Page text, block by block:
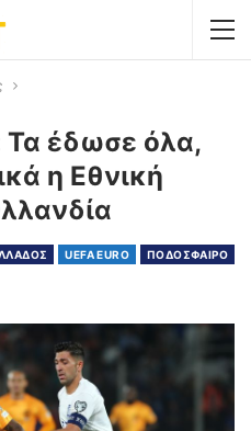
Τα έδωσε όλα,
η Εθνική
UEFA EURO ΠΟΔΟΣΦΑΙΡΟ